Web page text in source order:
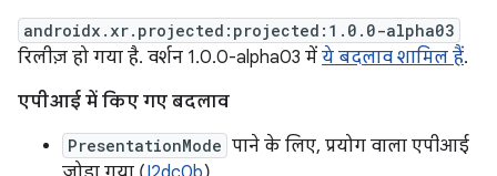
androidx.xr.projected:projected:1.0.0-alpha03
रिलीज़ हो गया है. वर्शन 1.0.0-alpha03 में ये बदलाव शामिल हैं.
एपीआई में किए गए बदलाव
PresentationMode पाने के लिए, प्रयोग वाला एपीआई